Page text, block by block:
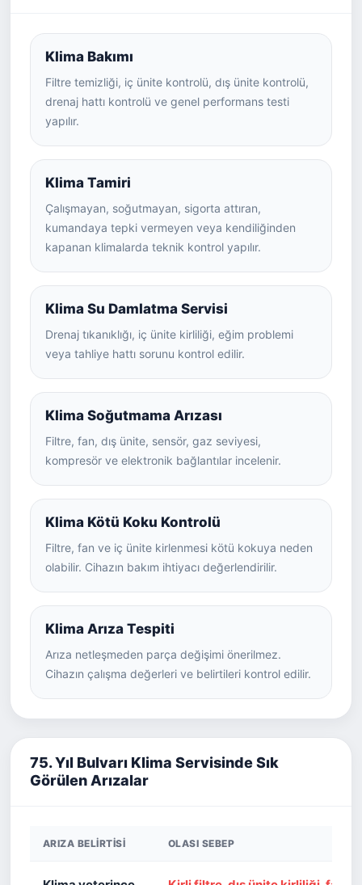
Klima Bakımı
Filtre temizliği, iç ünite kontrolü, dış ünite kontrolü,
drenaj hattı kontrolü ve genel performans testi
yapılır.
Klima Tamiri
Çalışmayan, soğutmayan, sigorta attıran,
kumandaya tepki vermeyen veya kendiliğinden
kapanan klimalarda teknik kontrol yapılır.
Klima Su Damlatma Servisi
Drenaj tıkanıklığı, iç ünite kirliliği, eğim problemi
veya tahliye hattı sorunu kontrol edilir.
Klima Soğutmama Arızası
Filtre, fan, dış ünite, sensör, gaz seviyesi,
kompresör ve elektronik bağlantılar incelenir.
Klima Kötü Koku Kontrolü
Filtre, fan ve iç ünite kirlenmesi kötü kokuya neden
olabilir. Cihazın bakım ihtiyacı değerlendirilir.
Klima Arıza Tespiti
Arıza netleşmeden parça değişimi önerilmez.
Cihazın çalışma değerleri ve belirtileri kontrol edilir.
75. Yıl Bulvarı Klima Servisinde Sık
Görülen Arızalar
ARIZA BELIRTISI OLASI SEBEP